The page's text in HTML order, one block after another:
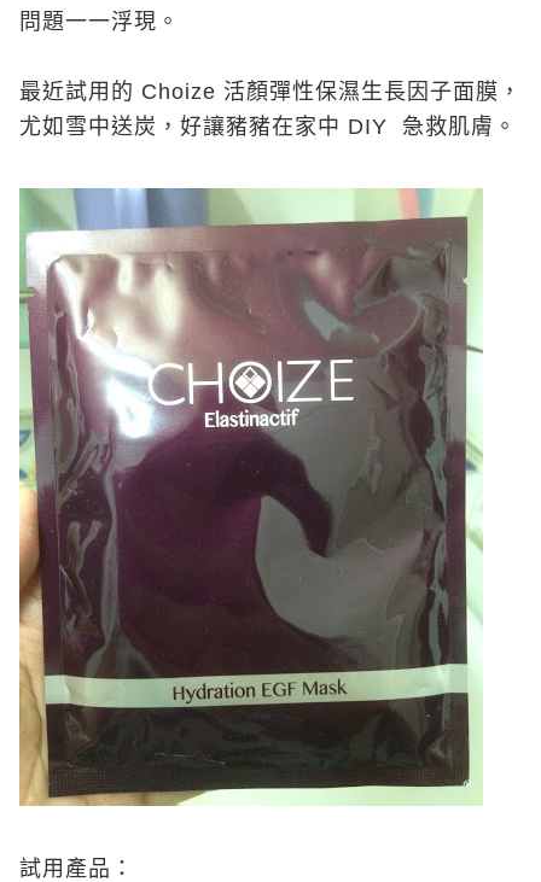
問題一一浮現。
最近試用的 Choize 活顏彈性保濕生長因子面膜，
尤如雪中送炭，好讓豬豬在家中 DIY 急救肌膚。
試用產品：